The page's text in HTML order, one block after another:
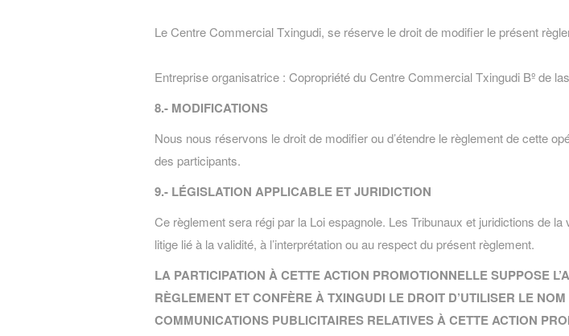
Le Centre Commercial Txingudi, se réserve le droit de modifier le présent
Entreprise organisatrice : Copropriété du Centre Commercial Txingudi Bº de
8.- MODIFICATIONS
Nous nous réservons le droit de modifier ou d’étendre le règlement de cette
des participants.
9.- LÉGISLATION APPLICABLE ET JURIDICTION
Ce règlement sera régi par la Loi espagnole. Les Tribunaux et juridictions de
litige lié à la validité, à l’interprétation ou au respect du présent règlement.
LA PARTICIPATION À CETTE ACTION PROMOTIONNELLE SUPPOSE
RÈGLEMENT ET CONFÈRE À TXINGUDI LE DROIT D’UTILISER LE
COMMUNICATIONS PUBLICITAIRES RELATIVES À CETTE ACTION